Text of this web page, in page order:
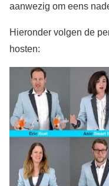
aanwezig om eens
Hieronder volgen de
hosten: